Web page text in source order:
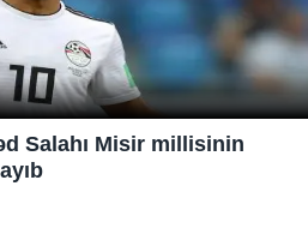
Salahı Misir millisinin